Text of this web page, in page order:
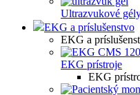
Ultrazvukové
EKG a príslušenstvo
EKG a
EKG prístroje
EKG